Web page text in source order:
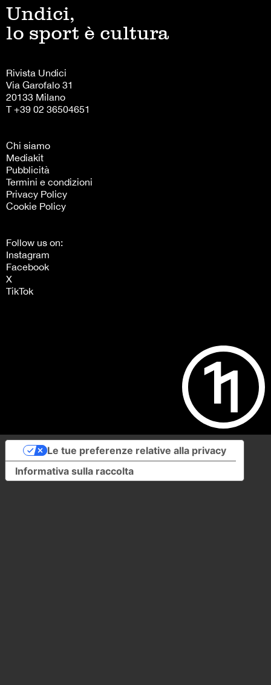
Undici,
lo sport è cultura
Rivista Undici
Via Garofalo 31
20133 Milano
T +39 02 36504651
Chi siamo
Mediakit
Pubblicità
Termini e condizioni
Privacy Policy
Cookie Policy
Follow us on:
Instagram
Facebook
X
TikTok
Informativa sulla raccolta
Le tue preferenze relative alla privacy